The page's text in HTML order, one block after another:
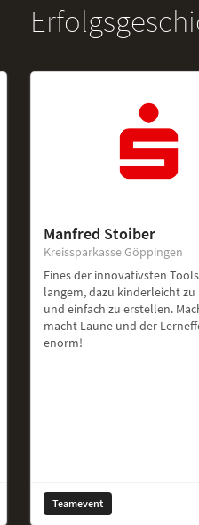
Manfred Stoiber
Kreissparkasse Göppingen
Eines der innovativsten
langem, dazu kinderleicht zu
und einfach zu erstellen.
macht Laune und der
enorm!
Teamevent